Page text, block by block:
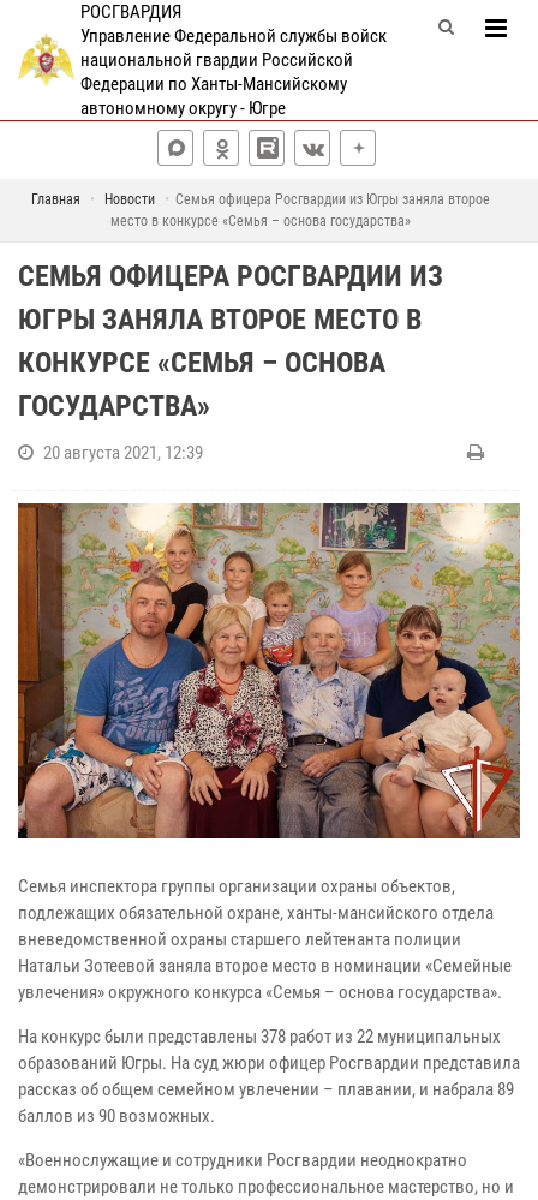
РОСГВАРДИЯ
Управление Федеральной службы войск
национальной гвардии Российской
Федерации по Ханты-Мансийскому
автономному округу - Югре
Главная Новости
Семья офицера Росгвардии из Югры заняла второе
место в конкурсе «Семья – основа государства»
СЕМЬЯ ОФИЦЕРА РОСГВАРДИИ ИЗ
ЮГРЫ ЗАНЯЛА ВТОРОЕ МЕСТО В
КОНКУРСЕ «СЕМЬЯ – ОСНОВА
ГОСУДАРСТВА»
20 августа 2021, 12:39
Семья инспектора группы организации охраны объектов,
подлежащих обязательной охране, ханты-мансийского отдела
вневедомственной охраны старшего лейтенанта полиции
Натальи Зотеевой заняла второе место в номинации «Семейные
увлечения» окружного конкурса «Семья – основа государства».
На конкурс были представлены 378 работ из 22 муниципальных
образований Югры. На суд жюри офицер Росгвардии представила
рассказ об общем семейном увлечении – плавании, и набрала 89
баллов из 90 возможных.
«Военнослужащие и сотрудники Росгвардии неоднократно
демонстрировали не только профессиональное мастерство, но и